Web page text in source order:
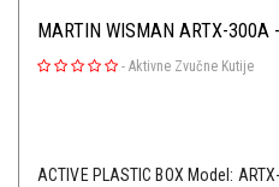
MARTIN WISMAN ARTX-300A
- Aktivne Zvučne Kutije
ACTIVE PLASTIC BOX Model: